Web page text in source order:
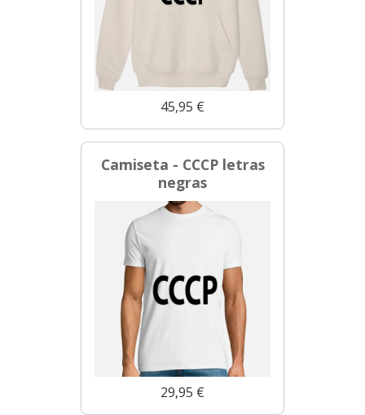
45,95 €
Camiseta - CCCP letras
negras
29,95 €